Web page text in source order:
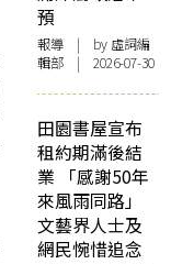
預
報導 | by 虛詞編
輯部 | 2026-07-30
田園書屋宣布
租約期滿後結
業 「感謝50年
來風雨同路」
文藝界人士及
網民惋惜追念